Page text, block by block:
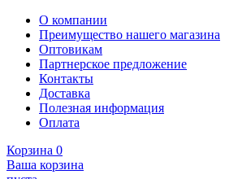
О компании
Преимущество нашего магазина
Оптовикам
Партнерское предложение
Контакты
Доставка
Полезная информация
Оплата
Корзина 0
Ваша корзина